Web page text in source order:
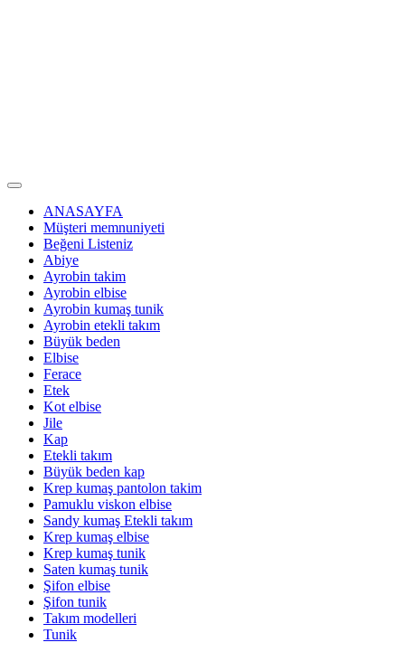
ANASAYFA
Müşteri memnuniyeti
Beğeni Listeniz
Abiye
Ayrobin takim
Ayrobin elbise
Ayrobin kumaş tunik
Ayrobin etekli takım
Büyük beden
Elbise
Ferace
Etek
Kot elbise
Jile
Kap
Etekli takım
Büyük beden kap
Krep kumaş pantolon takim
Pamuklu viskon elbise
Sandy kumaş Etekli takım
Krep kumaş elbise
Krep kumaş tunik
Saten kumaş tunik
Şifon elbise
Şifon tunik
Takım modelleri
Tunik